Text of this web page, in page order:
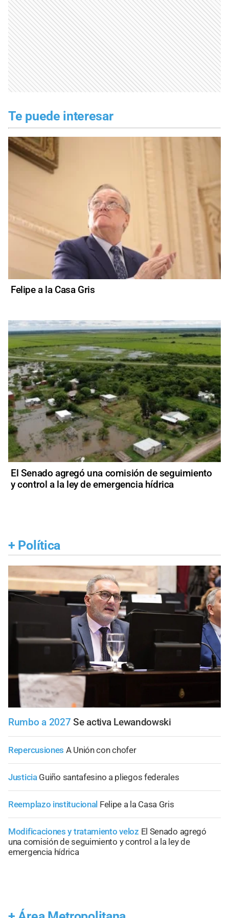
Te puede interesar
Felipe a la Casa Gris
El Senado agregó una comisión de seguimiento
y control a la ley de emergencia hídrica
+ Política
Rumbo a 2027 Se activa Lewandowski
Repercusiones A Unión con chofer
Justicia Guiño santafesino a pliegos federales
Reemplazo institucional Felipe a la Casa Gris
Modificaciones y tratamiento veloz El Senado agregó
una comisión de seguimiento y control a la ley de
emergencia hídrica